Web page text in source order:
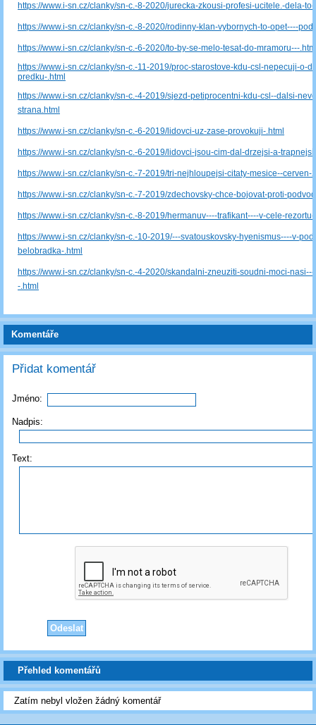
https://www.i-sn.cz/clanky/sn-c.-8-2020/jurecka-zkousi-profesi-ucitele.-dela-
https://www.i-sn.cz/clanky/sn-c.-8-2020/rodinny-klan-vybornych-to-opet----
https://www.i-sn.cz/clanky/sn-c.-6-2020/to-by-se-melo-tesat-do-mramoru---
https://www.i-sn.cz/clanky/sn-c.-11-2019/proc-starostove-kdu-csl-nepecuji-o-
predku-.html
https://www.i-sn.cz/clanky/sn-c.-4-2019/sjezd-petiprocentni-kdu-csl--dalsi-
strana.html
https://www.i-sn.cz/clanky/sn-c.-6-2019/lidovci-uz-zase-provokuji-.html
https://www.i-sn.cz/clanky/sn-c.-6-2019/lidovci-jsou-cim-dal-drzejsi-a-
https://www.i-sn.cz/clanky/sn-c.-7-2019/tri-nejhloupejsi-citaty-mesice--cerven-
https://www.i-sn.cz/clanky/sn-c.-7-2019/zdechovsky-chce-bojovat-proti-
https://www.i-sn.cz/clanky/sn-c.-8-2019/hermanuv----trafikant----v-cele-
https://www.i-sn.cz/clanky/sn-c.-10-2019/---svatouskovsky-hyenismus----v-
belobradka-.html
https://www.i-sn.cz/clanky/sn-c.-4-2020/skandalni-zneuziti-soudni-moci-
-.html
Komentáře
Přidat komentář
Jméno:
Nadpis:
Text:
Přehled komentářů
Zatím nebyl vložen žádný komentář